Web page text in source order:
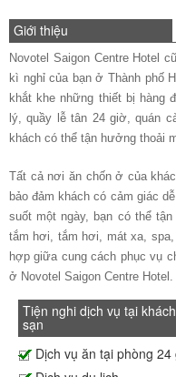
Giới thiệu
Novotel Saigon Centre Hotel
kì nghỉ của bạn ở Thành phố
khắt khe những thiết bị hàng
lý, quầy lễ tân 24 giờ, quán
khách có thể tận hưởng thoải
Tất cả nơi ăn chốn ở của
bảo đảm khách có cảm giác
suốt một ngày, bạn có thể
tắm hơi, tắm hơi, mát xa,
hợp giữa cung cách phục vụ
ở Novotel Saigon Centre Hotel.
Tiện nghi dịch vụ tại khách
sạn
Dịch vụ ăn tại phòng 24